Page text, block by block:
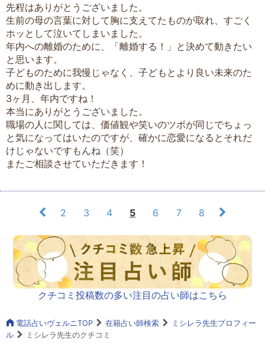
先程はありがとうございました。
生前の母の言葉に対して胸に支えてたものが取れ、すごく
ホッとして泣いてしまいました。
年内への離婚のために、「離婚する！」と決めて動きたい
と思います。
子どものために我慢じゃなく、子どもとより良い未来のた
めに動き出します。
3ヶ月、年内ですね！
本当にありがとうございました。
職場の人に関しては、価値観や笑いのツボが同じでちょっ
と気になってはいたのですが、確かに恋愛になるとそれだ
けじゃないですもんね（笑）
またご相談させていただきます！
2 3 4 5 6 7 8
クチコミ投稿数の多い注目の占い師はこちら
電話占いヴェルニTOP 在籍占い師検索
ミシレラ先生プロフィー
ル
ミシレラ先生のクチコミ